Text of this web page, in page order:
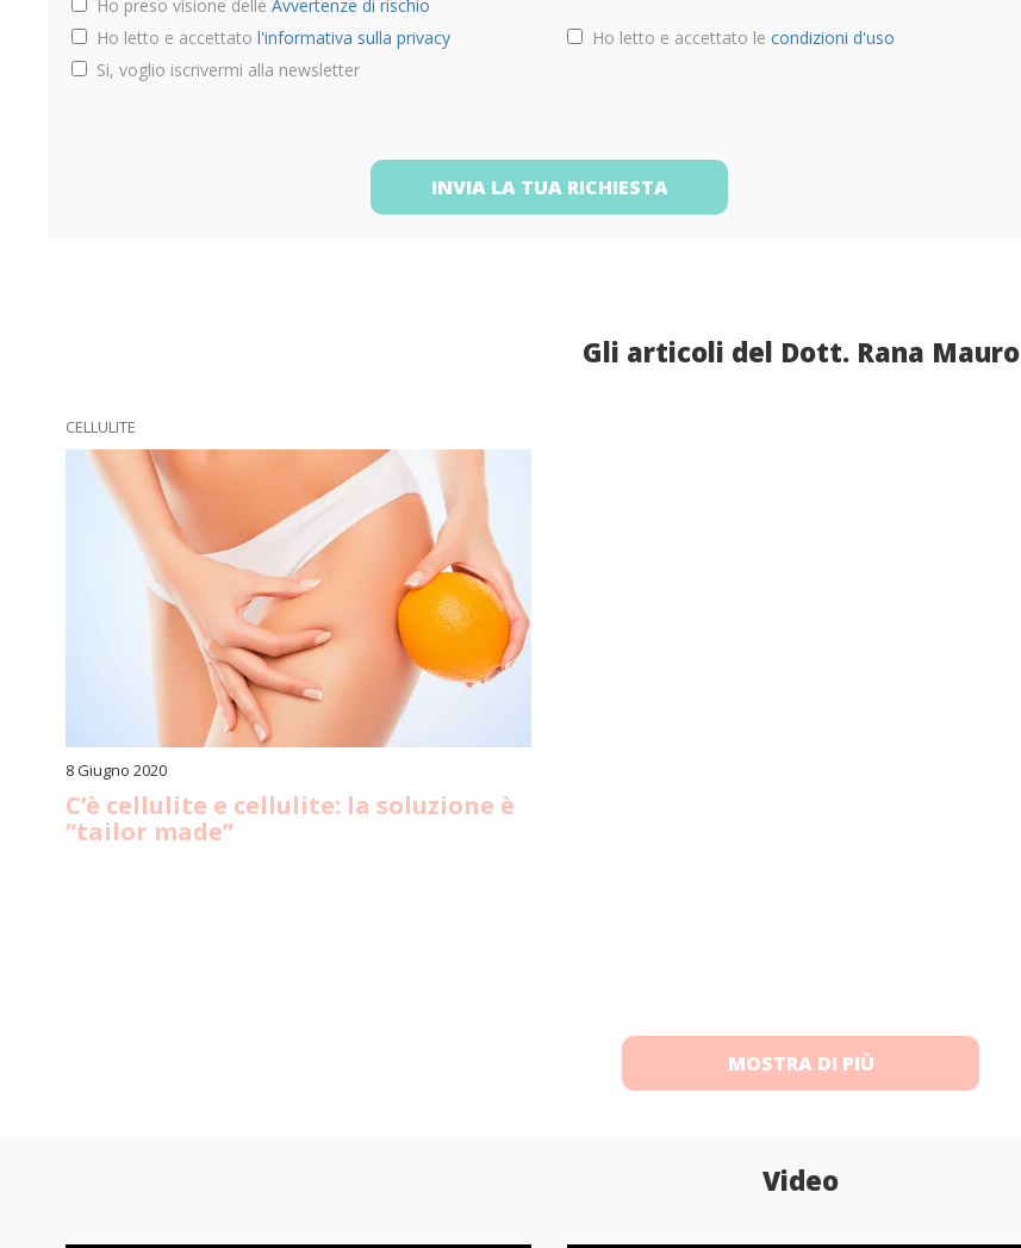
Ho preso visione delle Avvertenze di rischio
Ho letto e accettato l'informativa sulla privacy Ho letto e accettato lecondizioni d'uso
Si, voglio iscrivermi alla newsletter
INVIA LA TUA RICHIESTA
Gli articoli del Dott. Rana Mauro
CELLULITE
8 Giugno 2020
C’è cellulite e cellulite: la soluzione è
“tailor made”
MOSTRA DI PIÙ
Video